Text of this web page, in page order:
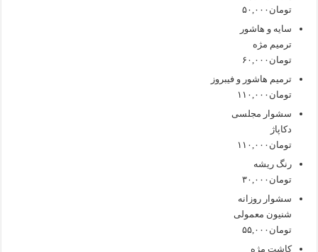
تومان۵۰,۰۰۰
سایه و هاشور
ترمیم مژه
تومان۶۰,۰۰۰
ترمیم هاشور و فیبروز
تومان۱۱۰,۰۰۰
سشوار مجلسی
دکاپاژ
تومان۱۱۰,۰۰۰
رنگ ریشه
تومان۳۰,۰۰۰
سشوار روزانه
شنیون معمولی
تومان۵۵,۰۰۰
کاشت مژه